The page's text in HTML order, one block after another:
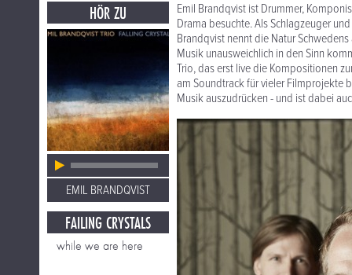
HÖR ZU
EMIL BRANDQVIST
FAILING CRYSTALS
while we are here
Emil Brandqvist ist Drummer,
Drama besuchte. Als Schlagzeuger
Brandqvist nennt die Natur
Musik unausweichlich in den Sinn
Trio, das erst live die Kompositionen
am Soundtrack für vieler Filmprojekte
Musik auszudrücken - und ist dabei